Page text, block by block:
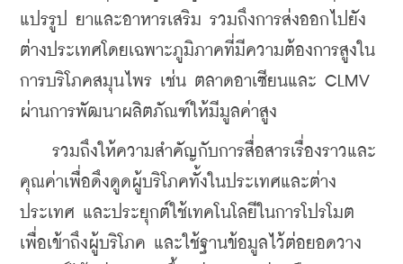
แปรรูป ยาและอาหารเสริม รวมถึงการส่งออกไปยัง
ต่างประเทศโดยเฉพาะภูมิภาคที่มีความต้องการสูงใน
การบริโภคสมุนไพร เช่น ตลาดอาเซียนและ CLMV
ผ่านการพัฒนาผลิตภัณฑ์ให้มีมูลค่าสูง
รวมถึงให้ความสำคัญกับการสื่อสารเรื่องราวและ
คุณค่าเพื่อดึงดูดผู้บริโภคทั้งในประเทศและต่าง
ประเทศ และประยุกต์ใช้เทคโนโลยีในการโปรโมต
เพื่อเข้าถึงผู้บริโภค และใช้ฐานข้อมูลไว้ต่อยอดวาง